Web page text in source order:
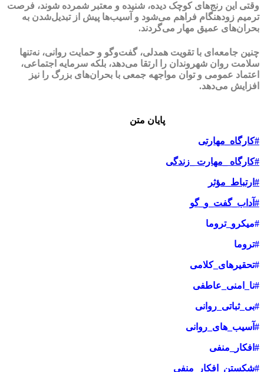
وقتی این رنج‌های کوچک دیده، شنیده و معتبر شمرده شوند، فرصت
ترمیم زودهنگام فراهم می‌شود و آسیب‌ها پیش از تبدیل‌شدن به
بحران‌های عمیق مهار می‌گردند.
چنین جامعه‌ای با تقویت همدلی، گفت‌وگو و حمایت روانی، نه‌تنها
سلامت روان شهروندان را ارتقا می‌دهد، بلکه سرمایه اجتماعی،
اعتماد عمومی و توان مواجهه جمعی با بحران‌های بزرگ را نیز
افزایش می‌دهد.
پایان متن
#کارگاه_مهارتی
#کارگاه _مهارت _زندگی
#ارتباط_مؤثر
#آداب_گفت_‌و_گو
#میکرو_تروما
#تروما
#تحقیرهای_کلامی
#نا_امنی_عاطفی
#بی_ثباتی_روانی
#آسیب_های_روانی
#افکار_منفی
#شکستن_افکار_منفی